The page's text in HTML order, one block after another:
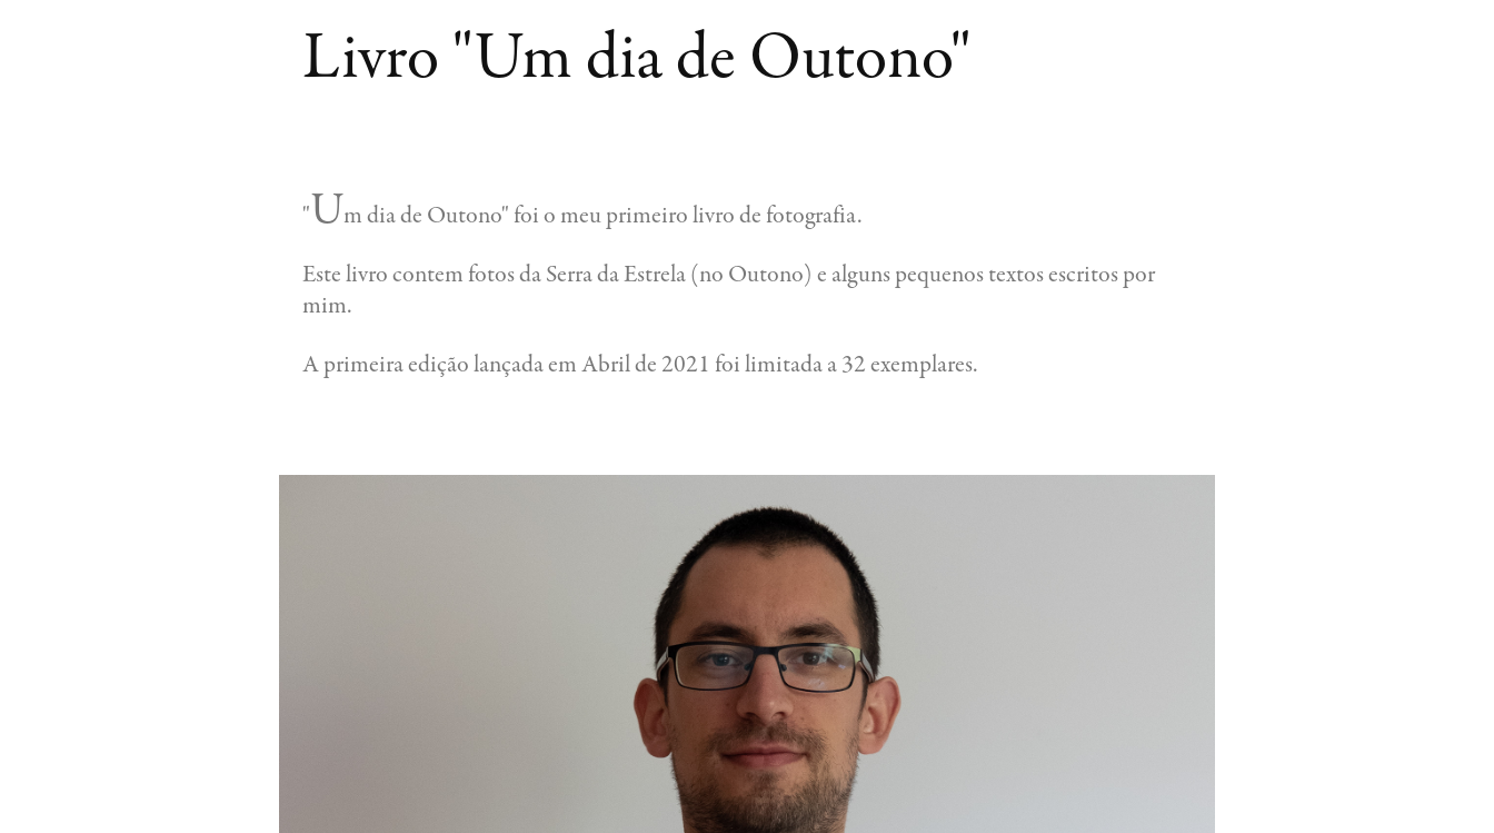
Livro "Um dia de Outono"
"Um dia de Outono" foi o meu primeiro livro de fotografia.
Este livro contem fotos da Serra da Estrela (no Outono) e alguns pequenos textos escritos por
mim.
A primeira edição lançada em Abril de 2021 foi limitada a 32 exemplares.